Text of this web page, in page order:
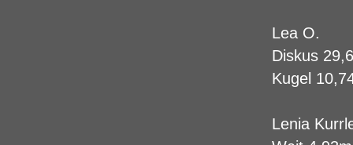
Lea O.
Diskus
Kugel
Lenia